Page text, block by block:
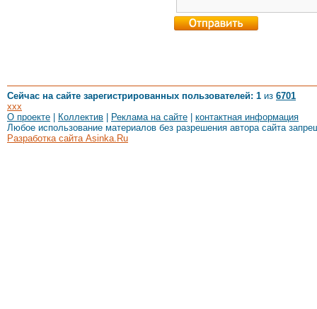
Сейчас на сайте зарегистрированных пользователей: 1 из 6701
xxx
О проекте
Коллектив Реклама на сайте
контактная информация
Любое использование материалов без разрешения автора сайта
Разработка сайта Asinka.Ru